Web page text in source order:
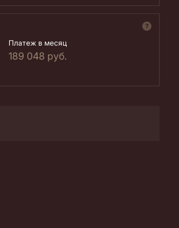
Платеж в месяц
189 048 руб.